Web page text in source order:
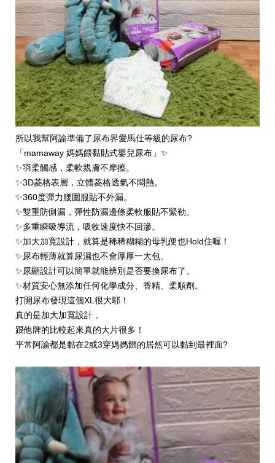
所以我幫阿諭準備了尿布界愛馬仕等級的尿布?
「mamaway 媽媽餵黏貼式嬰兒尿布」✨
✨羽柔觸感，柔軟親膚不摩擦。
✨3D菱格表層，立體菱格透氣不悶熱。
✨360度彈力腰圍服貼不外漏。
✨雙重防側漏，彈性防漏邊條柔軟服貼不緊勒。
✨多重瞬吸導流，吸收速度快不回滲。
✨加大加寬設計，就算是稀稀糊糊的母乳便也Hold住喔！
✨尿布輕薄就算尿濕也不會厚厚一大包。
✨尿顯設計可以簡單就能辨別是否要換尿布了。
✨材質安心無添加任何化學成分、香精、柔順劑。
打開尿布發現這個XL很大耶！
真的是加大加寬設計，
跟他牌的比較起來真的大片很多！
平常阿諭都是黏在2或3穿媽媽餵的居然可以黏到最裡面?